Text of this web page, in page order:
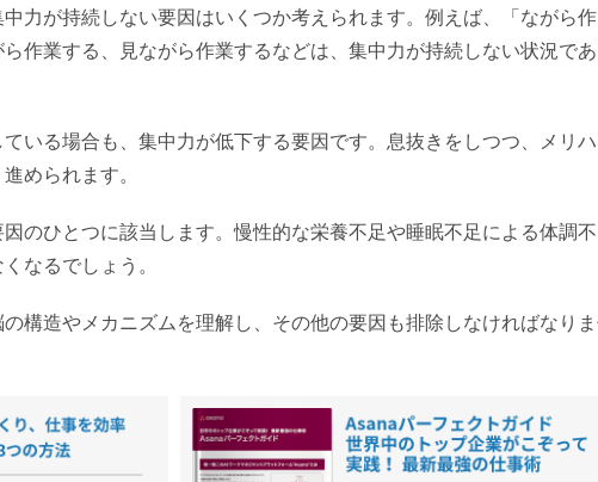
力が持続しない要因はいくつか考えられます。例えば、「ながら作
作業する、見ながら作業するなどは、集中力が持続しない状況で
いる場合も、集中力が低下する要因です。息抜きをしつつ、メリ
められます。
のひとつに該当します。慢性的な栄養不足や睡眠不足による体調
なるでしょう。
構造やメカニズムを理解し、その他の要因も排除しなければなり